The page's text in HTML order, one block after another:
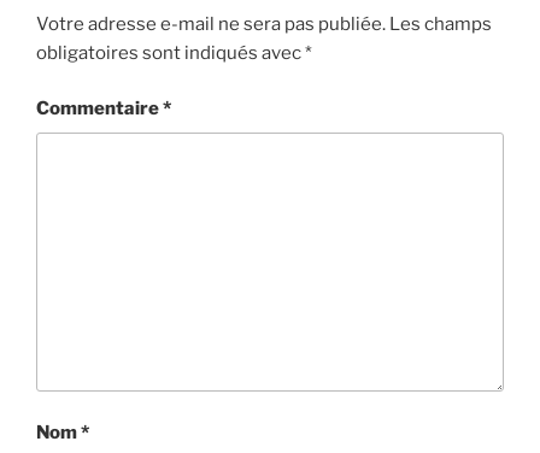
Votre adresse e-mail ne sera pas publiée. Les champs
obligatoires sont indiqués avec*
Commentaire*
Nom*